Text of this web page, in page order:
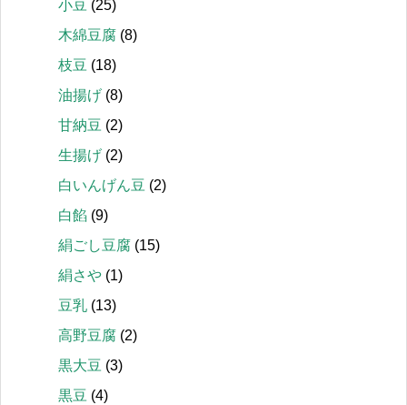
小豆 (25)
木綿豆腐 (8)
枝豆 (18)
油揚げ (8)
甘納豆 (2)
生揚げ (2)
白いんげん豆 (2)
白餡 (9)
絹ごし豆腐 (15)
絹さや (1)
豆乳 (13)
高野豆腐 (2)
黒大豆 (3)
黒豆 (4)